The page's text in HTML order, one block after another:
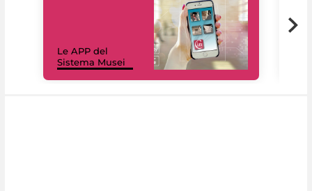
Le APP del
Sistema Musei